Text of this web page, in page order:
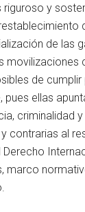
riguroso y
de las
movilizaciones
de
pues ellas
criminalidad
contrarias al
marco